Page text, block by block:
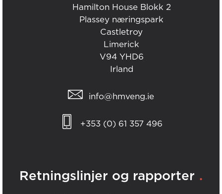
Hamilton House Blokk 2
Plassey næringspark
Castletroy
Limerick
V94 YHD6
Irland
info@hmveng.ie
+353 (0) 61 357 496
Retningslinjer og rapporter .